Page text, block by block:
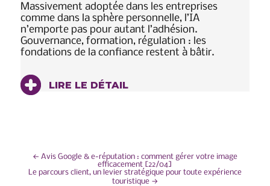
Massivement adoptée dans les entreprises
comme dans la sphère personnelle, l’IA
n’emporte pas pour autant l’adhésion.
Gouvernance, formation, régulation : les
fondations de la confiance restent à bâtir.
LIRE LE DÉTAIL
NAVIGATION
← Avis Google & e-réputation : comment gérer votre image
efficacement [22/04]
Le parcours client, un levier stratégique pour toute expérience
touristique →